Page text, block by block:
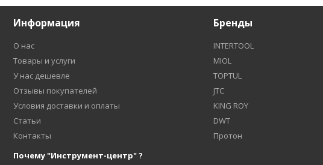
Информация
О нас
Товары и услуги
У нас дешевле
Отзывы покупателей
Условия доставки и оплаты
Статьи
Контакты
Бренды
INTERTOOL
MIOL
TOPTUL
JTC
KING ROY
DWT
Протон
Почему "Инструмент-центр" ?